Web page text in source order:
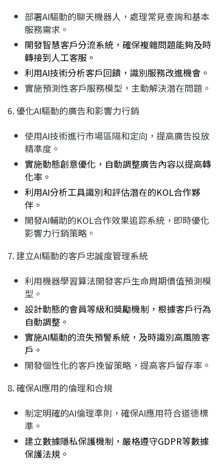
部署AI驅動的聊天機器人，處理常見查詢和基本
服務需求。
開發智慧客戶分流系統，確保複雜問題能夠及時
轉接到人工客服。
利用AI技術分析客戶回饋，識別服務改進機會。
實施預測性客戶服務模型，主動解決潛在問題。
6. 優化AI驅動的廣告和影響力行銷
使用AI技術進行市場區隔和定向，提高廣告投放
精準度。
實施動態創意優化，自動調整廣告內容以提高轉
化率。
利用AI分析工具識別和評估潛在的KOL合作夥
伴。
開發AI輔助的KOL合作效果追踪系統，即時優化
影響力行銷策略。
7. 建立AI驅動的客戶忠誠度管理系統
利用機器學習算法開發客戶生命周期價值預測模
型。
設計動態的會員等級和獎勵機制，根據客戶行為
自動調整。
實施AI驅動的流失預警系統，及時識別高風險客
戶。
開發個性化的客戶挽留策略，提高客戶留存率。
8. 確保AI應用的倫理和合規
制定明確的AI倫理準則，確保AI應用符合道德標
準。
建立數據隱私保護機制，嚴格遵守GDPR等數據
保護法規。